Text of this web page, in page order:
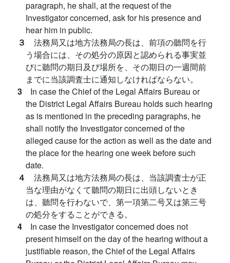
paragraph, he shall, at the request of the
Investigator concerned, ask for his presence and
hear him in public.
３ 法務局又は地方法務局の長は、前項の聽問を行
う場合には、その処分の原因と認められる事実並
びに聽問の期日及び場所を、その期日の一週間前
までに当該調査士に通知しなければならない。
3 In case the Chief of the Legal Affairs Bureau or
the District Legal Affairs Bureau holds such hearing
as is mentioned in the preceding paragraphs, he
shall notify the Investigator concerned of the
alleged cause for the action as well as the date and
the place for the hearing one week before such
date.
４ 法務局又は地方法務局の長は、当該調査士が正
当な理由がなくて聽問の期日に出頭しないとき
は、聽問を行わないで、第一項第二号又は第三号
の処分をすることができる。
4 In case the Investigator concerned does not
present himself on the day of the hearing without a
justifiable reason, the Chief of the Legal Affairs